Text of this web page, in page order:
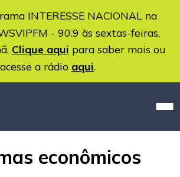
INTERESSE NACIONAL na
- 90.9 às sextas-feiras,
Clique aqui para saber mais ou
acesse a rádio aqui.
econômicos